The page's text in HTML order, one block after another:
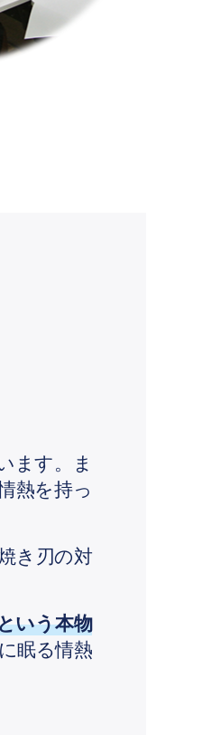
ます。ま
熱を持っ
き刃の対
いう本物
眠る情熱